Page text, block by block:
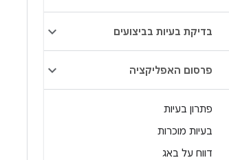
בדיקת בעיות בביצועים
פרסום האפליקציה
פתרון בעיות
בעיות מוכרות
דווח על באג